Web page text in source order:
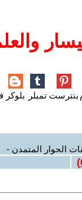
بنترست تمبلر بلوكر
الحوار المتمدن -
)